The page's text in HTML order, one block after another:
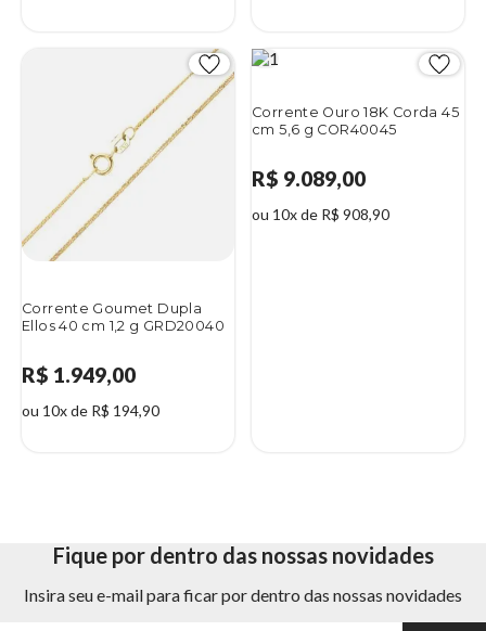
Corrente Goumet Dupla
Ellos 40 cm 1,2 g GRD20040
R$ 1.949,00
ou 10x de R$ 194,90
Corrente Ouro 18K Corda 45
cm 5,6 g COR40045
R$ 9.089,00
ou 10x de R$ 908,90
Fique por dentro das nossas novidades
Insira seu e-mail para ficar por dentro das nossas novidades